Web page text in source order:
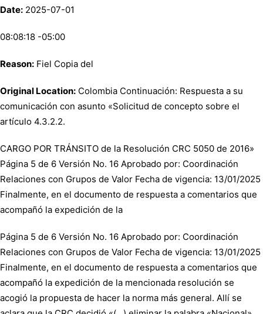
Date: 2025-07-01
08:08:18 -05:00
Reason: Fiel Copia del
Original Location: Colombia Continuación: Respuesta a su
comunicación con asunto «Solicitud de concepto sobre el
artículo 4.3.2.2.
CARGO POR TRÁNSITO de la Resolución CRC 5050 de 2016»
Página 5 de 6 Versión No. 16 Aprobado por: Coordinación
Relaciones con Grupos de Valor Fecha de vigencia: 13/01/2025
Finalmente, en el documento de respuesta a comentarios que
acompañó la expedición de la
Página 5 de 6 Versión No. 16 Aprobado por: Coordinación
Relaciones con Grupos de Valor Fecha de vigencia: 13/01/2025
Finalmente, en el documento de respuesta a comentarios que
acompañó la expedición de la mencionada resolución se
acogió la propuesta de hacer la norma más general. Allí se